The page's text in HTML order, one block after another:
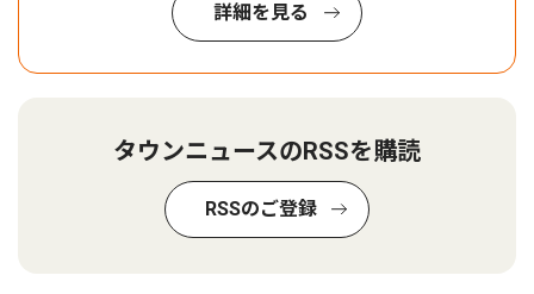
詳細を見る
タウンニュースのRSSを購読
RSSのご登録